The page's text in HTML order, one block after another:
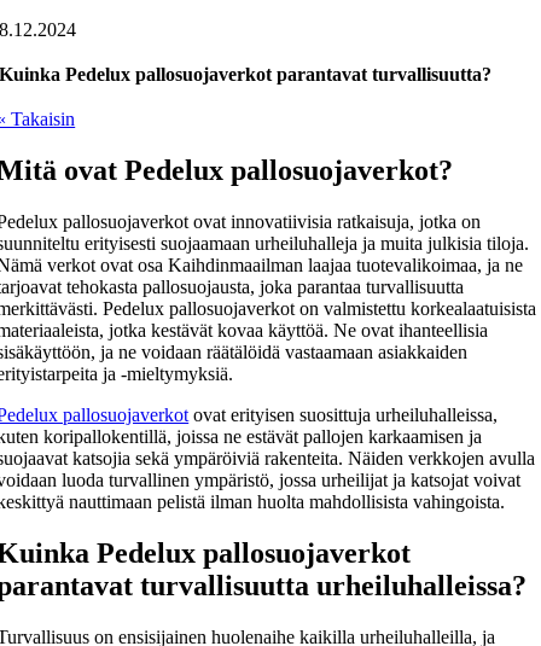
8.12.2024
Kuinka Pedelux pallosuojaverkot parantavat turvallisuutta?
Takaisin
ovat Pedelux pallosuojaverkot?
pallosuojaverkot ovat innovatiivisia ratkaisuja, jotka on
erityisesti suojaamaan urheiluhalleja ja muita julkisia tiloja.
verkot ovat osa Kaihdinmaailman laajaa tuotevalikoimaa, ja ne
tehokasta pallosuojausta, joka parantaa turvallisuutta
Pedelux pallosuojaverkot on valmistettu korkealaatuisista
jotka kestävät kovaa käyttöä. Ne ovat ihanteellisia
ja ne voidaan räätälöidä vastaamaan asiakkaiden
ja -mieltymyksiä.
pallosuojaverkot ovat erityisen suosittuja urheiluhalleissa,
koripallokentillä, joissa ne estävät pallojen karkaamisen ja
katsojia sekä ympäröiviä rakenteita. Näiden verkkojen avulla
luoda turvallinen ympäristö, jossa urheilijat ja katsojat voivat
nauttimaan pelistä ilman huolta mahdollisista vahingoista.
Pedelux pallosuojaverkot
turvallisuutta urheiluhalleissa?
on ensisijainen huolenaihe kaikilla urheiluhalleilla, ja